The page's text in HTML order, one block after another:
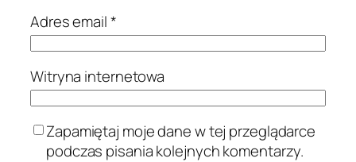
Adres email*
Witryna internetowa
Zapamiętaj moje dane w tej przeglądarce
podczas pisania kolejnych komentarzy.